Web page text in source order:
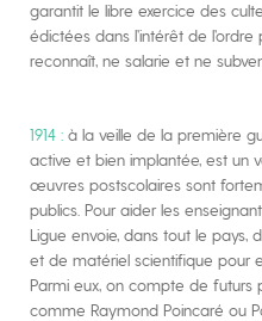
garantit le libre exercice des
édictées dans l’intérêt de
reconnaît, ne salarie et ne
1914 : à la veille de la première
active et bien implantée, est un
œuvres postscolaires sont
publics. Pour aider les
Ligue envoie, dans tout le pays,
et de matériel scientifique pour
Parmi eux, on compte de futurs
comme Raymond Poincaré ou